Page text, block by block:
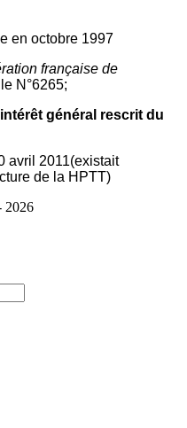
en octobre 1997
française de
N°6265;
général rescrit du
avril 2011(existait
de la HPTT)
2026